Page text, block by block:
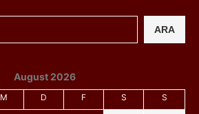
ARA
August 2026
M D F S S